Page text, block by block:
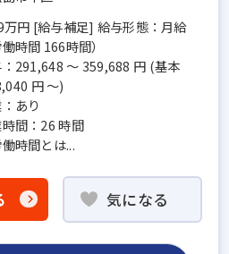
万円 [給与補足] 給与形態：月給
働時間 166時間）
291,648 ～ 359,688 円 (基本
円 ～)
あり
間：26 時間
時間とは...
気になる